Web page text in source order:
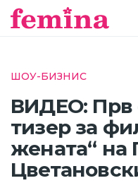
ШОУ-БИЗНИС
ВИДЕО: Прв
тизер за
жената“ на